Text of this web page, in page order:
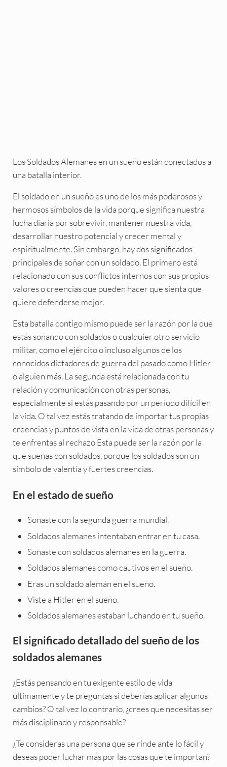
Los Soldados Alemanes en un sueño están conectados a
una batalla interior.
El soldado en un sueño es uno de los más poderosos y
hermosos símbolos de la vida porque significa nuestra
lucha diaria por sobrevivir, mantener nuestra vida,
desarrollar nuestro potencial y crecer mental y
espiritualmente. Sin embargo, hay dos significados
principales de soñar con un soldado. El primero está
relacionado con sus conflictos internos con sus propios
valores o creencias que pueden hacer que sienta que
quiere defenderse mejor.
Esta batalla contigo mismo puede ser la razón por la que
estás soñando con soldados o cualquier otro servicio
militar, como el ejército o incluso algunos de los
conocidos dictadores de guerra del pasado como Hitler
o alguien más. La segunda está relacionada con tu
relación y comunicación con otras personas,
especialmente si estás pasando por un período difícil en
la vida. O tal vez estás tratando de importar tus propias
creencias y puntos de vista en la vida de otras personas y
te enfrentas al rechazo Esta puede ser la razón por la
que sueñas con soldados, porque los soldados son un
símbolo de valentía y fuertes creencias.
En el estado de sueño
Soñaste con la segunda guerra mundial.
Soldados alemanes intentaban entrar en tu casa.
Soñaste con soldados alemanes en la guerra.
Soldados alemanes como cautivos en el sueño.
Eras un soldado alemán en el sueño.
Viste a Hitler en el sueño.
Soldados alemanes estaban luchando en tu sueño.
El significado detallado del sueño de los
soldados alemanes
¿Estás pensando en tu exigente estilo de vida
últimamente y te preguntas si deberías aplicar algunos
cambios? O tal vez lo contrario, ¿crees que necesitas ser
más disciplinado y responsable?
¿Te consideras una persona que se rinde ante lo fácil y
deseas poder luchar más por las cosas que te importan?